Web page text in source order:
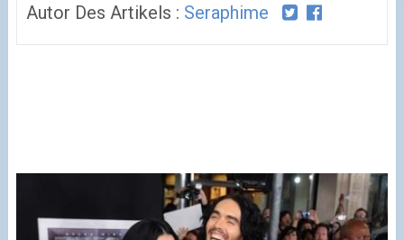
Autor Des Artikels : Seraphime